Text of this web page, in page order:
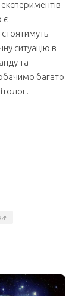
є
ситуацію в
та
багато